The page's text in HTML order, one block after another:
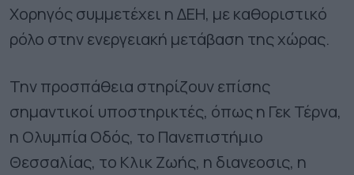
Χορηγός συμμετέχει η ΔΕΗ, με καθοριστικό
ρόλο στην ενεργειακή μετάβαση της χώρας.
Την προσπάθεια στηρίζουν επίσης
σημαντικοί υποστηρικτές, όπως η Γεκ Τέρνα,
η Ολυμπία Οδός, το Πανεπιστήμιο
Θεσσαλίας, το Κλικ Ζωής, η διανεοσις, η